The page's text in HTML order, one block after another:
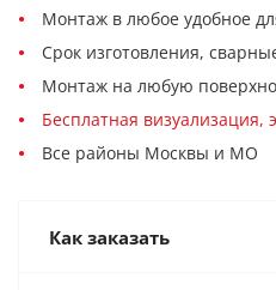
Монтаж в любое удобное
Срок изготовления,
Монтаж на любую
Бесплатная визуализация,
Все районы Москвы и МО
Как заказать